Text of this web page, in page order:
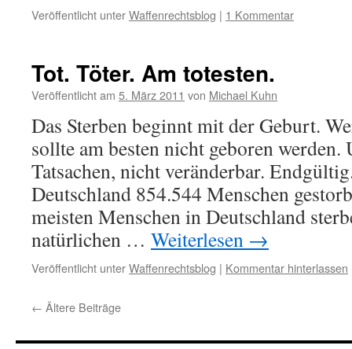
Veröffentlicht unterWaffenrechtsblog | 1 Kommentar
Tot. Töter. Am totesten.
Veröffentlicht am 5. März 2011 von Michael Kuhn
Das Sterben beginnt mit der Geburt.
sollte am besten nicht geboren werden.
Tatsachen, nicht veränderbar.
Deutschland 854.544 Menschen
meisten Menschen in Deutschland
natürlichen … Weiterlesen →
Veröffentlicht unterWaffenrechtsblog | Kommentar hinterlassen
← Ältere Beiträge